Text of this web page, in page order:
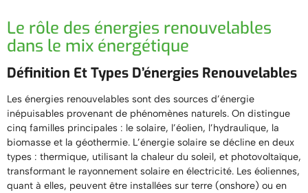
Le rôle des énergies renouvelables
dans le mix énergétique
Définition Et Types D’énergies Renouvelables
Les énergies renouvelables sont des sources d’énergie
inépuisables provenant de phénomènes naturels. On distingue
cinq familles principales : le solaire, l’éolien, l’hydraulique, la
biomasse et la géothermie. L’énergie solaire se décline en deux
types : thermique, utilisant la chaleur du soleil, et photovoltaïque,
transformant le rayonnement solaire en électricité. Les éoliennes,
quant à elles, peuvent être installées sur terre (onshore) ou en